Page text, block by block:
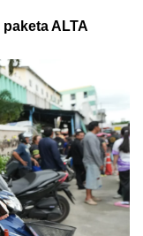
Milke (82) na